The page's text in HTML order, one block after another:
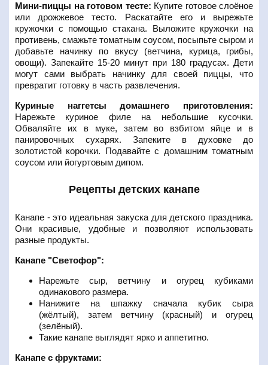
Мини-пиццы на готовом тесте: Купите готовое слоёное
или дрожжевое тесто. Раскатайте его и вырежьте
кружочки с помощью стакана. Выложите кружочки на
противень, смажьте томатным соусом, посыпьте сыром и
добавьте начинку по вкусу (ветчина, курица, грибы,
овощи). Запекайте 15-20 минут при 180 градусах. Дети
могут сами выбрать начинку для своей пиццы, что
превратит готовку в часть развлечения.
Куриные наггетсы домашнего приготовления:
Нарежьте куриное филе на небольшие кусочки.
Обваляйте их в муке, затем во взбитом яйце и в
панировочных сухарях. Запеките в духовке до
золотистой корочки. Подавайте с домашним томатным
соусом или йогуртовым дипом.
Рецепты детских канапе
Канапе - это идеальная закуска для детского праздника.
Они красивые, удобные и позволяют использовать
разные продукты.
Канапе "Светофор":
Нарежьте сыр, ветчину и огурец кубиками
одинакового размера.
Нанижите на шпажку сначала кубик сыра
(жёлтый), затем ветчину (красный) и огурец
(зелёный).
Такие канапе выглядят ярко и аппетитно.
Канапе с фруктами: